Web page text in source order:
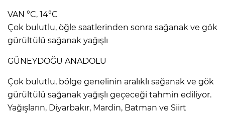
VAN °C, 14°C
Çok bulutlu, öğle saatlerinden sonra sağanak ve gök
gürültülü sağanak yağışlı
GÜNEYDOĞU ANADOLU
Çok bulutlu, bölge genelinin aralıklı sağanak ve gök
gürültülü sağanak yağışlı geçeceği tahmin ediliyor.
Yağışların, Diyarbakır, Mardin, Batman ve Siirt